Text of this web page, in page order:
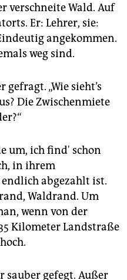
verschneite Wald. Auf
Er: Lehrer, sie:
angekommen.
weg sind.
„Wie sieht’s
Die Zwischenmiete
um, ich find' schon
in ihrem
abgezahlt ist.
Waldrand. Um
wenn von der
Kilometer Landstraße
sauber gefegt. Außer